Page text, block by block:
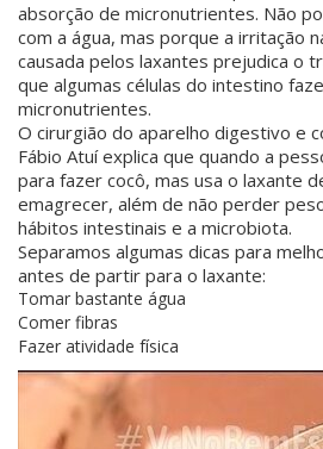
absorção de micronutrientes. Não
com a água, mas porque a irritação
causada pelos laxantes prejudica o
que algumas células do intestino
micronutrientes.
O cirurgião do aparelho digestivo e
Fábio Atuí explica que quando a
para fazer cocô, mas usa o laxante
emagrecer, além de não perder
hábitos intestinais e a microbiota.
Separamos algumas dicas para
antes de partir para o laxante:
Tomar bastante água
Comer fibras
Fazer atividade física